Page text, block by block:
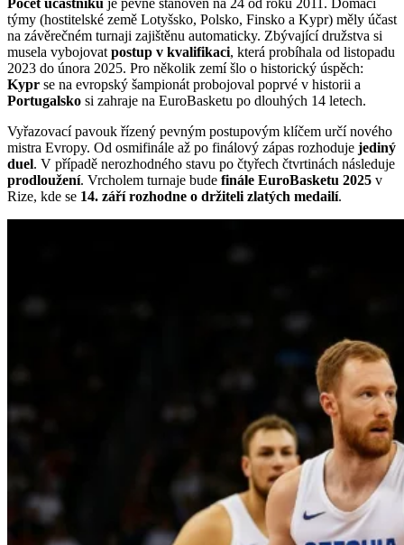
Počet účastníků je pevně stanoven na 24 od roku 2011. Domácí
týmy (hostitelské země Lotyšsko, Polsko, Finsko a Kypr) měly účast
na závěrečném turnaji zajištěnu automaticky. Zbývající družstva si
musela vybojovatpostup v kvalifikaci, která probíhala od listopadu
2023 do února 2025. Pro několik zemí šlo o historický úspěch:
Kypr se na evropský šampionát probojoval poprvé v historii a
Portugalsko si zahraje na EuroBasketu po dlouhých 14 letech.
Vyřazovací pavouk řízený pevným postupovým klíčem určí nového
mistra Evropy. Od osmifinále až po finálový zápas rozhoduje jediný
duel. V případě nerozhodného stavu po čtyřech čtvrtinách následuje
prodloužení. Vrcholem turnaje bude finále EuroBasketu 2025 v
Rize, kde se 14. září rozhodne o držiteli zlatých medailí.